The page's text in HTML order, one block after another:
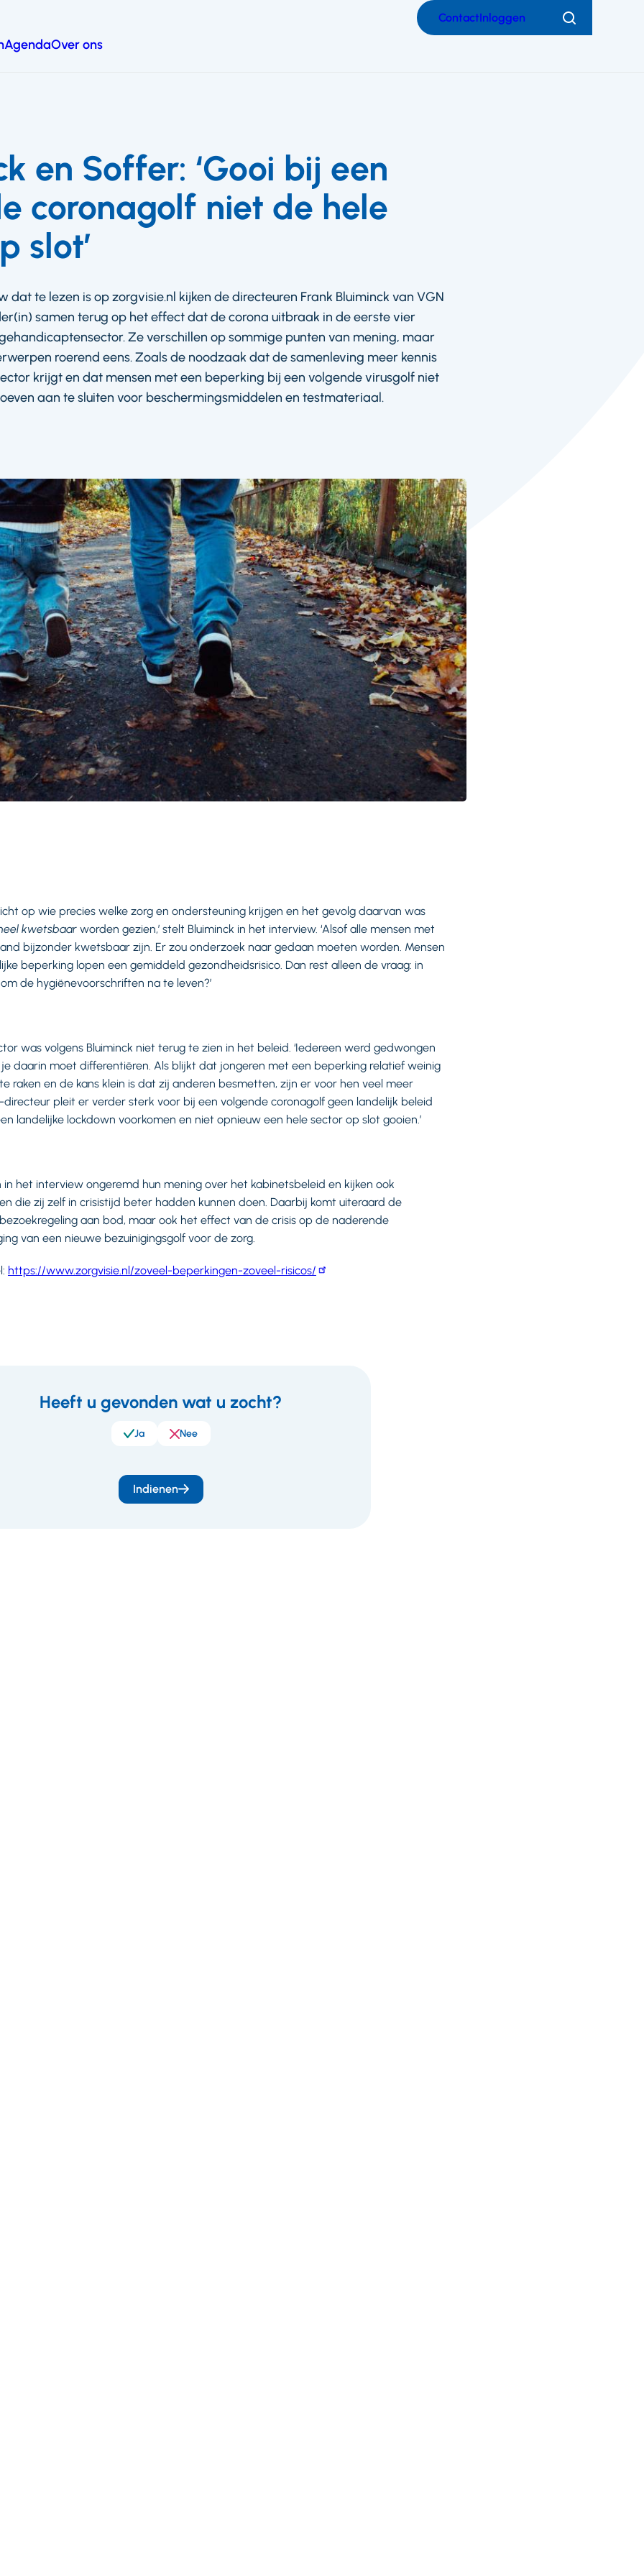
AgendaOver ons
ContactInloggen Zoeken
en Soffer: ‘Gooi bij een
coronagolf niet de hele
slot’
dat te lezen is op zorgvisie.nl kijken de directeuren Frank Bluiminck van VGN
samen terug op het effect dat de corona uitbraak in de eerste vier
Ze verschillen op sommige punten van mening, maar
roerend eens. Zoals de noodzaak dat de samenleving meer kennis
krijgt en dat mensen met een beperking bij een volgende virusgolf niet
aan te sluiten voor beschermingsmiddelen en testmateriaal.
op wie precies welke zorg en ondersteuning krijgen en het gevolg daarvan was
kwetsbaarworden gezien,’ stelt Bluiminck in het interview. ‘Alsof alle mensen met
bijzonder kwetsbaar zijn. Er zou onderzoek naar gedaan moeten worden. Mensen
beperking lopen een gemiddeld gezondheidsrisico. Dan rest alleen de vraag: in
de hygiënevoorschriften na te leven?’
was volgens Bluiminck niet terug te zien in het beleid. ‘Iedereen werd gedwongen
daarin moet differentiëren. Als blijkt dat jongeren met een beperking relatief weinig
raken en de kans klein is dat zij anderen besmetten, zijn er voor hen veel meer
directeur pleit er verder sterk voor bij een volgende coronagolf geen landelijk beleid
landelijke lockdown voorkomen en niet opnieuw een hele sector op slot gooien.’
in het interview ongeremd hun mening over het kabinetsbeleid en kijken ook
die zij zelf in crisistijd beter hadden kunnen doen. Daarbij komt uiteraard de
aan bod, maar ook het effect van de crisis op de naderende
van een nieuwe bezuinigingsgolf voor de zorg.
https://www.zorgvisie.nl/zoveel-beperkingen-zoveel-risicos/
Heeft u gevonden wat u zocht?
Ja Nee
Indienen